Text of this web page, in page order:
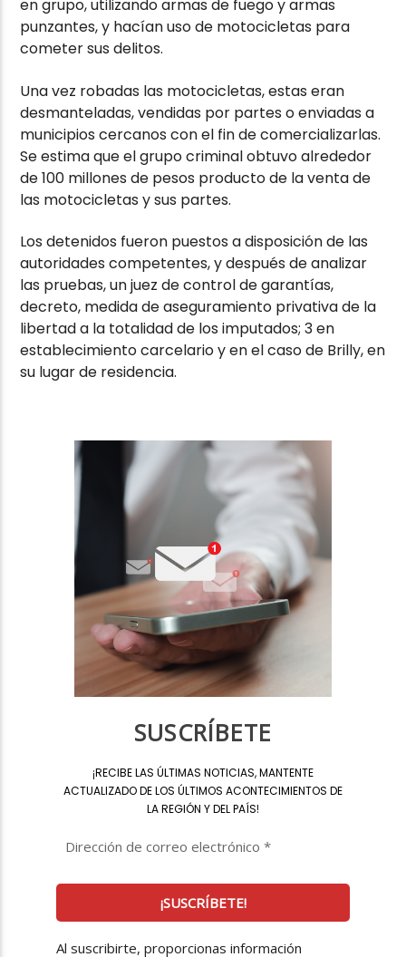
en grupo, utilizando armas de fuego y armas
punzantes, y hacían uso de motocicletas para
cometer sus delitos.
Una vez robadas las motocicletas, estas eran
desmanteladas, vendidas por partes o enviadas a
municipios cercanos con el fin de comercializarlas.
Se estima que el grupo criminal obtuvo alrededor
de 100 millones de pesos producto de la venta de
las motocicletas y sus partes.
Los detenidos fueron puestos a disposición de las
autoridades competentes, y después de analizar
las pruebas, un juez de control de garantías,
decreto, medida de aseguramiento privativa de la
libertad a la totalidad de los imputados; 3 en
establecimiento carcelario y en el caso de Brilly, en
su lugar de residencia.
SUSCRÍBETE
¡RECIBE LAS ÚLTIMAS NOTICIAS, MANTENTE
ACTUALIZADO DE LOS ÚLTIMOS ACONTECIMIENTOS DE
LA REGIÓN Y DEL PAÍS!
Al suscribirte, proporcionas información